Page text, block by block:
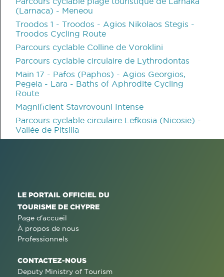
(Larnaca) - Meneou
Troodos 1 - Troodos - Agios Nikolaos Stegis -
Troodos Cycling Route
Parcours cyclable Colline de Voroklini
Parcours cyclable circulaire de Lythrodontas
Main 17 - Pafos (Paphos) - Agios Georgios,
Pegeia - Lara - Baths of Aphrodite Cycling
Route
Magnificient Stavrovouni Intense
Parcours cyclable circulaire Lefkosia (Nicosie) -
Vallée de Pitsilia
LE PORTAIL OFFICIEL DU
TOURISME DE CHYPRE
Page d'accueil
À propos de nous
Professionnels
CONTACTEZ-NOUS
Deputy Ministry of Tourism